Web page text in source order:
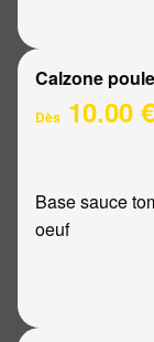
Calzone
Dès 10.00 €
Base sauce
oeuf